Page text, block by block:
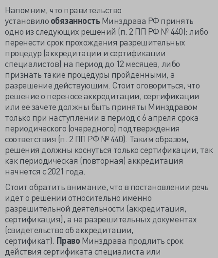
Напомним, что правительство
установило обязанностьМинздрава РФ принять
одно из следующих решений (п. 2 ПП РФ № 440): либо
перенести срок прохождения разрешительных
процедур (аккредитации и сертификации
специалистов) на период до 12 месяцев, либо
признать такие процедуры пройденными, а
разрешение действующим. Стоит оговориться, что
решение о переносе аккредитации, сертификации
или ее зачете должны быть приняты Минздравом
только при наступлении в период с 6 апреля срока
периодического (очередного) подтверждения
соответствия (п. 2 ПП РФ № 440). Таким образом,
решения должны коснуться только сертификации, так
как периодическая (повторная) аккредитация
начнется с 2021 года.
Стоит обратить внимание, что в постановлении речь
идет о решении относительно именно
разрешительной деятельности (аккредитация,
сертификация), а не разрешительных документах
(свидетельство об аккредитации,
сертификат). Право Минздрава продлить срок
действия сертификата специалиста или